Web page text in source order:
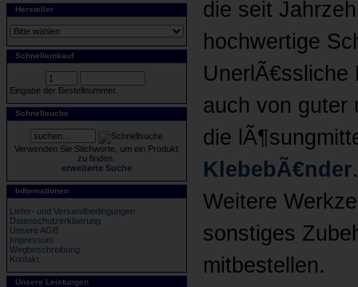
Hersteller
Schnelleinkauf
Eingabe der Bestellnummer.
Schnellsuche
Verwenden Sie Stichworte, um ein Produkt
zu finden.
erweiterte Suche
Informationen
Liefer- und Versandbedingungen
Datenschutzerklaerung
Unsere AGB
Impressum
Wegbeschreibung
Kontakt
Unsere Leistungen
die seit
hochwertige
UnerlÃ€ssliche
auch von guter
die
KlebebÃ€nder.
Weitere
sonstiges
mitbestellen.